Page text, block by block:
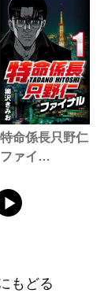
特命係長只野仁
ファイ…
もどる